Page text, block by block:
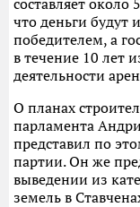
составляет около
что деньги будут
победителем, а
в течение 10 лет
деятельности
О планах
парламента
представил по
партии. Он же
выведении из
земель в